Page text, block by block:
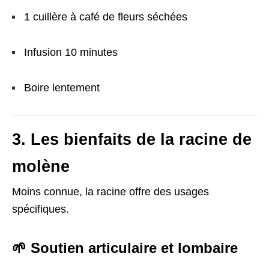
1 cuillère à café de fleurs séchées
Infusion 10 minutes
Boire lentement
3. Les bienfaits de la racine de
molène
Moins connue, la racine offre des usages
spécifiques.
🌱 Soutien articulaire et lombaire